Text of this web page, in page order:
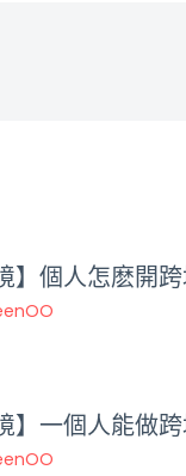
】個人怎麽開
】一個人能做